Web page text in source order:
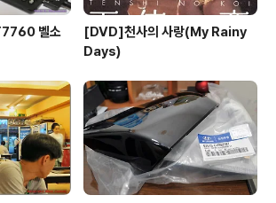
벨소
[DVD]천사의 사랑(My Rainy
Days)